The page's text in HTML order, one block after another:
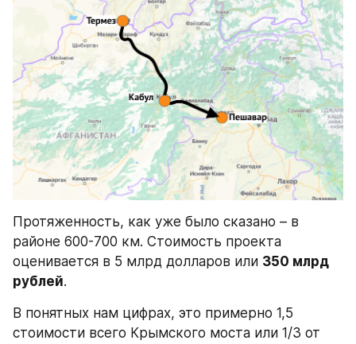
Протяженность, как уже было сказано – в
районе 600-700 км. Стоимость проекта
оценивается в 5 млрд долларов или 350 млрд
рублей.
В понятных нам цифрах, это примерно 1,5
стоимости всего Крымского моста или 1/3 от